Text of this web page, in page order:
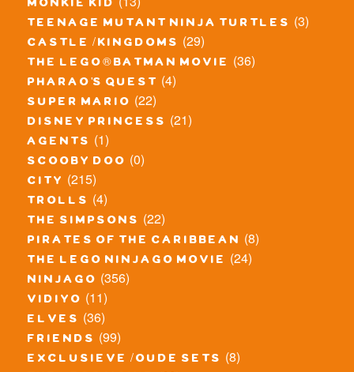
monkie kid
teenage mutant ninja turtles (3)
castle / kingdoms (29)
the lego® batman movie (36)
pharao's quest (4)
super mario (22)
disney princess (21)
agents (1)
scooby doo (0)
city (215)
trolls (4)
the simpsons (22)
pirates of the caribbean (8)
the lego ninjago movie (24)
ninjago (356)
vidiyo (11)
elves (36)
friends (99)
exclusieve / oude sets (8)